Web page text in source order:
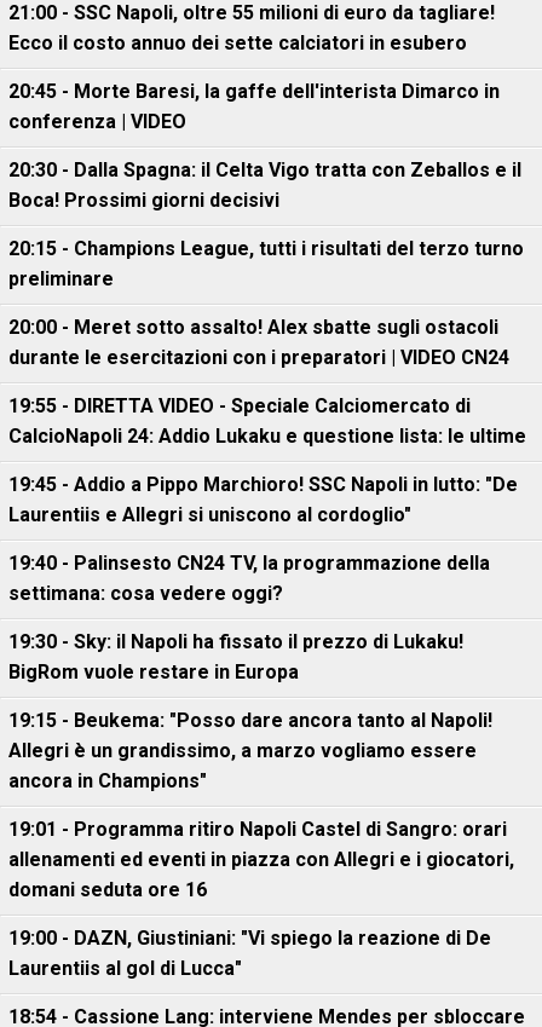
21:00 - SSC Napoli, oltre 55 milioni di euro da tagliare!
Ecco il costo annuo dei sette calciatori in esubero
20:45 - Morte Baresi, la gaffe dell'interista Dimarco in
conferenza | VIDEO
20:30 - Dalla Spagna: il Celta Vigo tratta con Zeballos e il
Boca! Prossimi giorni decisivi
20:15 - Champions League, tutti i risultati del terzo turno
preliminare
20:00 - Meret sotto assalto! Alex sbatte sugli ostacoli
durante le esercitazioni con i preparatori | VIDEO CN24
19:55 - DIRETTA VIDEO - Speciale Calciomercato di
CalcioNapoli 24: Addio Lukaku e questione lista: le ultime
19:45 - Addio a Pippo Marchioro! SSC Napoli in lutto: "De
Laurentiis e Allegri si uniscono al cordoglio"
19:40 - Palinsesto CN24 TV, la programmazione della
settimana: cosa vedere oggi?
19:30 - Sky: il Napoli ha fissato il prezzo di Lukaku!
BigRom vuole restare in Europa
19:15 - Beukema: "Posso dare ancora tanto al Napoli!
Allegri è un grandissimo, a marzo vogliamo essere
ancora in Champions"
19:01 - Programma ritiro Napoli Castel di Sangro: orari
allenamenti ed eventi in piazza con Allegri e i giocatori,
domani seduta ore 16
19:00 - DAZN, Giustiniani: "Vi spiego la reazione di De
Laurentiis al gol di Lucca"
18:54 - Cassione Lang: interviene Mendes per sbloccare